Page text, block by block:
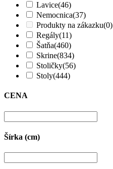
Lavice(46)
Nemocnica(37)
Produkty na zákazku(0)
Regály(11)
Šatňa(460)
Skrine(834)
Stoličky(56)
Stoly(444)
CENA
Šírka (cm)